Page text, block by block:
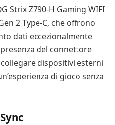
Strix Z790-H Gaming WIFI
2 Type-C, che offrono
dati eccezionalmente
del connettore
dispositivi esterni
di gioco senza